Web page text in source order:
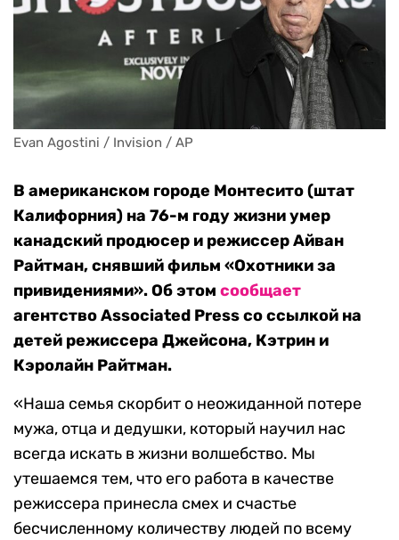
Evan Agostini / Invision / AP
В американском городе Монтесито (штат
Калифорния) на 76-м году жизни умер
канадский продюсер и режиссер Айван
Райтман, снявший фильм «Охотники за
привидениями». Об этом сообщает
агентство Associated Press со ссылкой на
детей режиссера Джейсона, Кэтрин и
Кэролайн Райтман.
«Наша семья скорбит о неожиданной потере
мужа, отца и дедушки, который научил нас
всегда искать в жизни волшебство. Мы
утешаемся тем, что его работа в качестве
режиссера принесла смех и счастье
бесчисленному количеству людей по всему